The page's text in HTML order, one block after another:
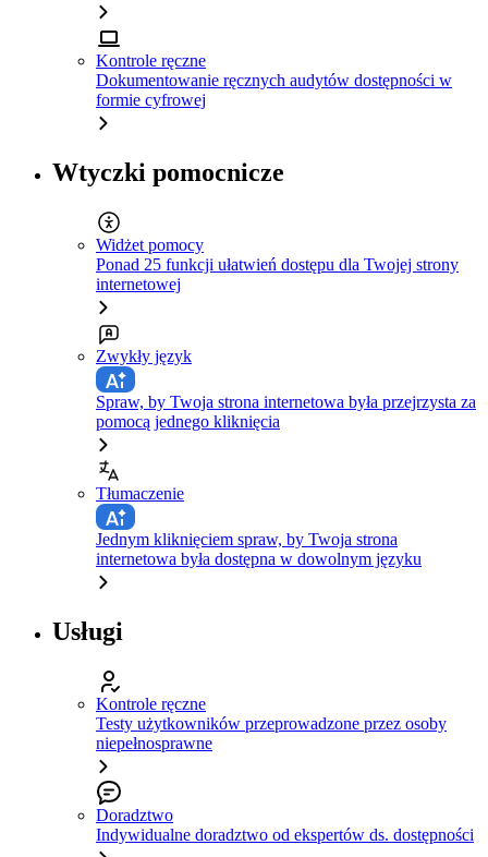
Kontrole ręczne
Dokumentowanie ręcznych audytów dostępności w
formie cyfrowej
Wtyczki pomocnicze
Widżet pomocy
Ponad 25 funkcji ułatwień dostępu dla Twojej strony
internetowej
Zwykły język
Spraw, by Twoja strona internetowa była przejrzysta za
pomocą jednego kliknięcia
Tłumaczenie
Jednym kliknięciem spraw, by Twoja strona
internetowa była dostępna w dowolnym języku
Usługi
Kontrole ręczne
Testy użytkowników przeprowadzone przez osoby
niepełnosprawne
Doradztwo
Indywidualne doradztwo od ekspertów ds. dostępności